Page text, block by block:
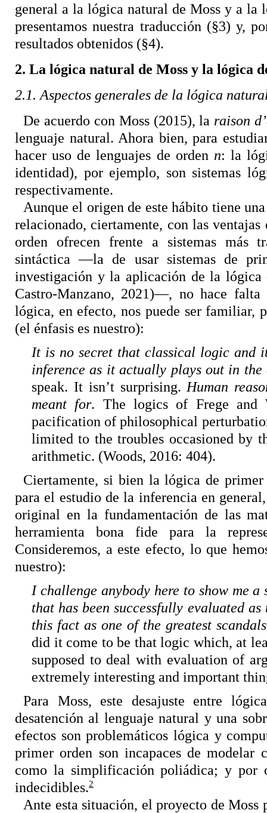
general a la lógica natural de Moss y a la
presentamos nuestra traducción (§3) y,
resultados obtenidos (§4).
2. La lógica natural de Moss y la lógica
2.1. Aspectos generales de la lógica
De acuerdo con Moss (2015), la raison
lenguaje natural. Ahora bien, para
hacer uso de lenguajes de orden n: la
identidad), por ejemplo, son sistemas
respectivamente.
Aunque el origen de este hábito tiene
relacionado, ciertamente, con las
orden ofrecen frente a sistemas más
sintáctica —la de usar sistemas de
investigación y la aplicación de la
Castro-Manzano, 2021)—, no hace
lógica, en efecto, nos puede ser familiar,
(el énfasis es nuestro):
It is no secret that classical logic and
inference as it actually plays out in
speak. It isn’t surprising. Human
meant for. The logics of Frege and
pacification of philosophical
limited to the troubles occasioned by
arithmetic. (Woods, 2016: 404).
Ciertamente, si bien la lógica de
para el estudio de la inferencia en
original en la fundamentación de las
herramienta bona fide para la
Consideremos, a este efecto, lo que
nuestro):
I challenge anybody here to show me
that has been successfully evaluated
this fact as one of the greatest
did it come to be that logic which, at
supposed to deal with evaluation of
extremely interesting and important
Para Moss, este desajuste entre
desatención al lenguaje natural y una
efectos son problemáticos lógica y
primer orden son incapaces de modelar
como la simplificación poliádica; y por
indecidibles.2
Ante esta situación, el proyecto de